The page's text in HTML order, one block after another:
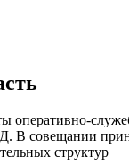
оперативно-
В совещании
структур